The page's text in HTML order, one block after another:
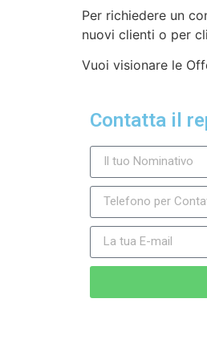
Per richiedere un
nuovi clienti o per
Vuoi visionare le
Contatta il